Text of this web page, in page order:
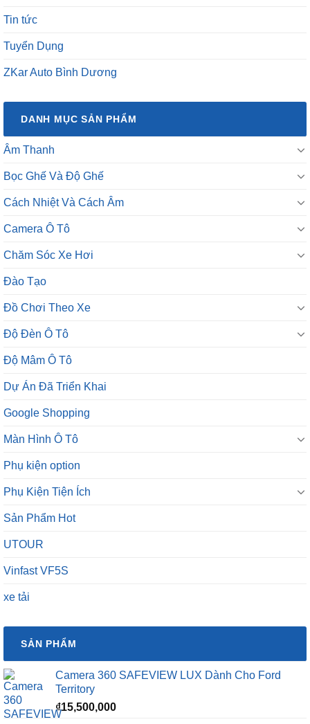
Tin tức
Tuyển Dụng
ZKar Auto Bình Dương
DANH MỤC SẢN PHẨM
Âm Thanh
Bọc Ghế Và Độ Ghế
Cách Nhiệt Và Cách Âm
Camera Ô Tô
Chăm Sóc Xe Hơi
Đào Tạo
Đồ Chơi Theo Xe
Độ Đèn Ô Tô
Độ Mâm Ô Tô
Dự Án Đã Triển Khai
Google Shopping
Màn Hình Ô Tô
Phụ kiện option
Phụ Kiện Tiện Ích
Sản Phẩm Hot
UTOUR
Vinfast VF5S
xe tải
SẢN PHẨM
Camera 360 SAFEVIEW LUX Dành Cho Ford
Territory
₫15,500,000